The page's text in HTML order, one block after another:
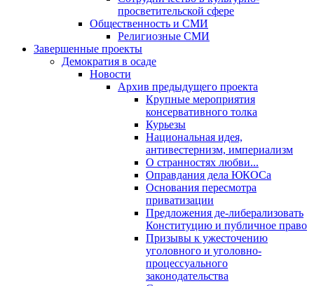
просветительской сфере
Общественность и СМИ
Религиозные СМИ
Завершенные проекты
Демократия в осаде
Новости
Архив предыдущего проекта
Крупные мероприятия
консервативного толка
Курьезы
Национальная идея,
антивестернизм, империализм
О странностях любви...
Оправдания дела ЮКОСа
Основания пересмотра
приватизации
Предложения де-либерализовать
Конституцию и публичное право
Призывы к ужесточению
уголовного и уголовно-
процессуального
законодательства